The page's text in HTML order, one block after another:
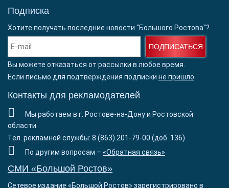
Подписка
Хотите получать последние новости "Большого Ростова"?
ПОДПИСАТЬСЯ
Вы можете отказаться от рассылки в любое время.
Если письмо для подтверждения подписки не пришло
Контакты для рекламодателей
Мы работаем в г. Ростове-на-Дону и Ростовской
области
Тел. рекламной службы: 8 (863) 201-79-00 (доб. 136)
По другим вопросам – «Обратная связь»
СМИ «Большой Ростов»
Сетевое издание «Большой Ростов» зарегистрировано в